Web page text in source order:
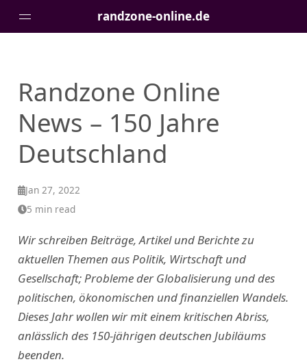
randzone-online.de
Randzone Online
News – 150 Jahre
Deutschland
Jan 27, 2022
5 min read
Wir schreiben Beiträge, Artikel und Berichte zu
aktuellen Themen aus Politik, Wirtschaft und
Gesellschaft; Probleme der Globalisierung und des
politischen, ökonomischen und finanziellen Wandels.
Dieses Jahr wollen wir mit einem kritischen Abriss,
anlässlich des 150-jährigen deutschen Jubiläums
beenden.